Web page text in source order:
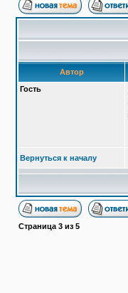
Автор
Гость
Вернуться к началу
Страница 3 из 5